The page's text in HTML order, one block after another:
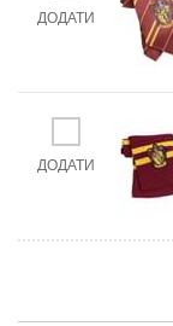
ДОДАТИ
ДОДАТИ